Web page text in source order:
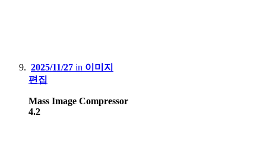
2025/11/27 in 이미지
편집
Mass Image Compressor
4.2